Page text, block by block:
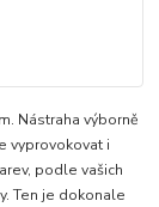
Nástraha výborně
vyprovokovat i
podle vašich
Ten je dokonale